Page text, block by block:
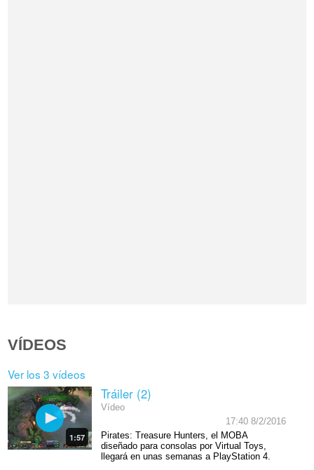
VÍDEOS
Ver los 3 vídeos
1:57
Tráiler (2)
Vídeo
17:40 8/2/2016
Pirates: Treasure Hunters, el MOBA
diseñado para consolas por Virtual Toys,
llegará en unas semanas a PlayStation 4.